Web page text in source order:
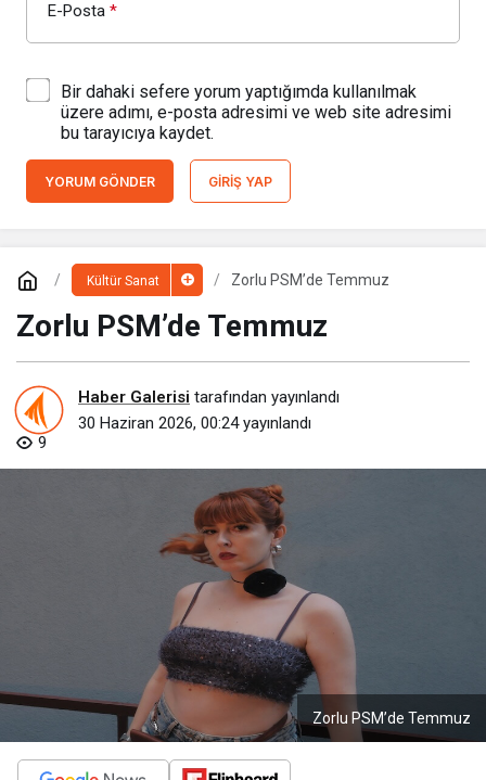
E-Posta *
Bir dahaki sefere yorum yaptığımda kullanılmak
üzere adımı, e-posta adresimi ve web site adresimi
bu tarayıcıya kaydet.
YORUM GÖNDER GIRIŞ YAP
Kültür Sanat Zorlu PSM’de Temmuz
Zorlu PSM’de Temmuz
Haber Galerisi tarafından yayınlandı
30 Haziran 2026, 00:24yayınlandı
9
Zorlu PSM’de Temmuz